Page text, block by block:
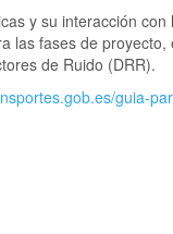
y su interacción
las fases de
de Ruido (DRR).
guia-